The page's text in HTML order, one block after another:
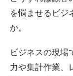
を悩ませるビジ
か。
ビジネスの現場
力や集計作業、